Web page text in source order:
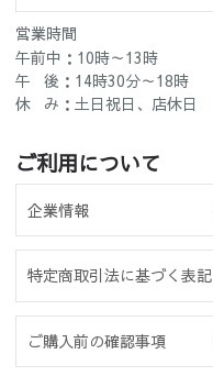
営業時間
午前中：10時～13時
午 後：14時30分～18時
休 み：土日祝日、店休日
ご利用について
企業情報
特定商取引法に基づく表記
ご購入前の確認事項